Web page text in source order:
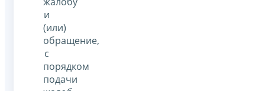
и
(или)
обращение,
с
порядком
подачи